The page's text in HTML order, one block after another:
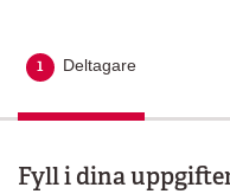
1 Aktuellt steg
Deltagare
Fyll i dina